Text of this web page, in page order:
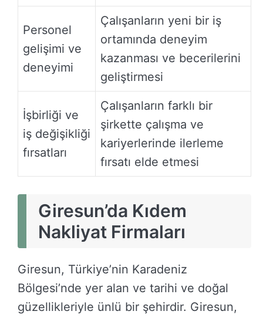
Personel
gelişimi ve
deneyimi
Çalışanların yeni bir iş
ortamında deneyim
kazanması ve becerilerini
geliştirmesi
İşbirliği ve
iş değişikliği
fırsatları
Çalışanların farklı bir
şirkette çalışma ve
kariyerlerinde ilerleme
fırsatı elde etmesi
Giresun’da Kıdem
Nakliyat Firmaları
Giresun, Türkiye’nin Karadeniz
Bölgesi’nde yer alan ve tarihi ve doğal
güzellikleriyle ünlü bir şehirdir. Giresun,